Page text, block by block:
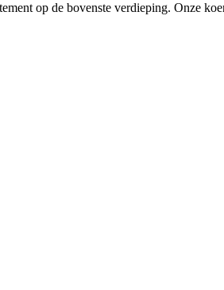
op de bovenste verdieping. Onze